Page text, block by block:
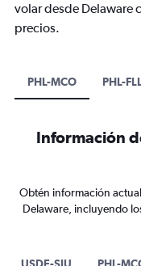
volar desde Delaware
precios.
PHL-MCO PHL-
Información
Obtén información
Delaware, incluyendo